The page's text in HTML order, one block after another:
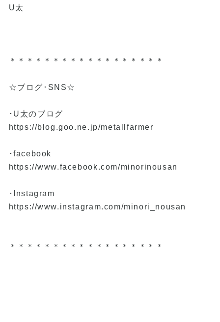
U太
＊＊＊＊＊＊＊＊＊＊＊＊＊＊＊＊＊＊
☆ブログ･SNS☆
･U太のブログ
https://blog.goo.ne.jp/metallfarmer
･facebook
https://www.facebook.com/minorinousan
･Instagram
https://www.instagram.com/minori_nousan
＊＊＊＊＊＊＊＊＊＊＊＊＊＊＊＊＊＊